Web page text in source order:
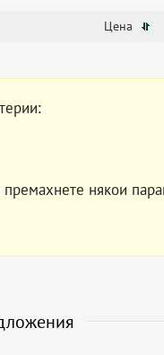
Цена
някои